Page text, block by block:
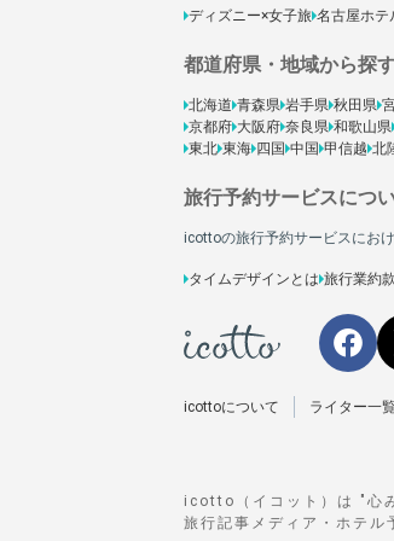
ディズニー×女子旅 名古屋ホテ
都道府県・地域から探
北海道 青森県 岩手県 秋田県
京都府 大阪府 奈良県 和歌山県
東北 東海 四国 中国 甲信越 北
旅行予約サービスにつ
icottoの旅行予約サービスにお
タイムデザインとは 旅行業約
icottoについて ライター一
icotto（イコット）は "心
旅行記事メディア・ホテル